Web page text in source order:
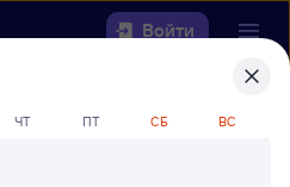
Войти
найтиж/д
— Владимир
ЧТ ПТ СБ ВС